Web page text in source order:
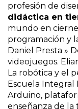
profesión de
didáctica en
mundo en
programación y
Daniel Presta »
videojuegos.
La robótica y el
Escuela Integral
Arduino,
enseñanza de la